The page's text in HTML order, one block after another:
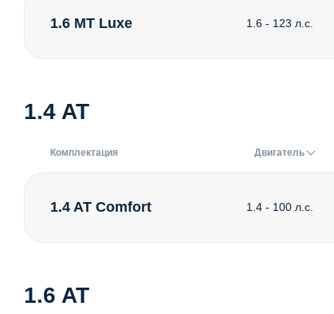
1.6 MT Luxe 1.6 - 123 л.с.
1.4 AT
Комплектация Двигатель
1.4 AT Comfort 1.4 - 100 л.с.
1.6 AT